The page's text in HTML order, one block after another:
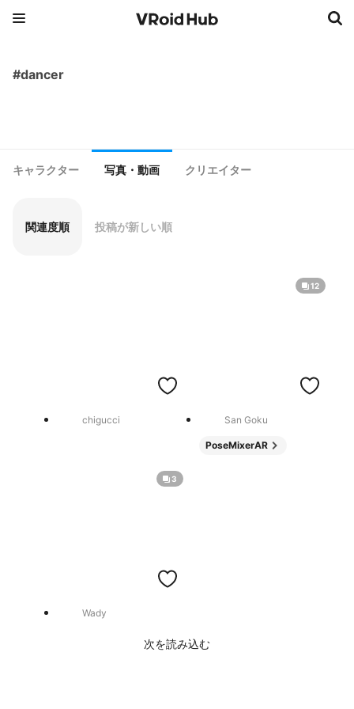
#dancer
キャラクター 写真・動画 クリエイター
関連度順 投稿が新しい順
chigucci
12
San Goku
PoseMixerAR
3
Wady
次を読み込む